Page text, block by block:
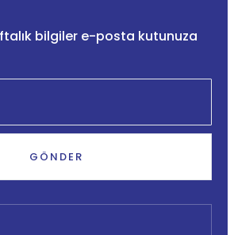
bilgiler e-posta kutunuza
GÖNDER